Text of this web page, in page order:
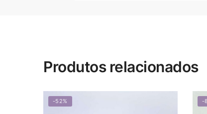
Produtos relacionados
-52% -